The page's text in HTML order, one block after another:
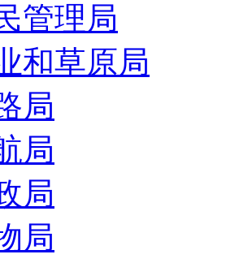
管理局
和草原局
局
局
局
局